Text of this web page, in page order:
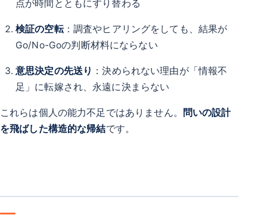
点が時間とともにすり替わる
検証の空転：調査やヒアリングをしても、結果が
Go/No-Goの判断材料にならない
意思決定の先送り ：決められない理由が「情報不
足」に転嫁され、永遠に決まらない
これらは個人の能力不足ではありません。
問いの設計
を飛ばした構造的な帰結です。